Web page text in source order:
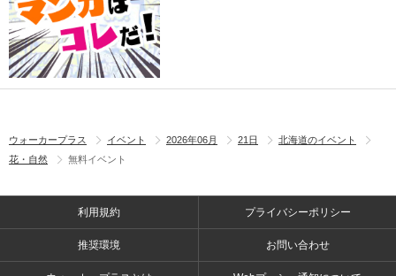
ウォーカープラス イベント 2026年06月 21日
北海道のイベント
花・自然
無料イベント
利用規約 プライバシーポリシー
推奨環境 お問い合わせ